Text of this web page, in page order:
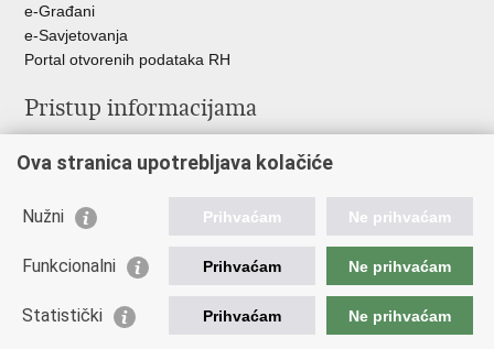
e-Građani
e-Savjetovanja
Portal otvorenih podataka RH
Pristup informacijama
Savjetovanje
Zapošljavanje
Odnosi s javnošću
Važne poveznice
Ova stranica upotrebljava kolačiće
Nužni Prihvaćam Ne prihvaćam
Funkcionalni Prihvaćam Ne prihvaćam
Statistički Prihvaćam Ne prihvaćam